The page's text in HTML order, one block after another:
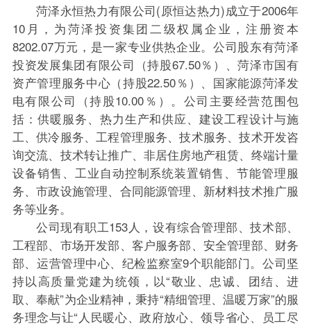
菏泽永恒热力有限公司(原恒达热力)成立于2006年
10月，为菏泽投资集团二级权属企业，注册资本
8202.07万元，是一家专业供热企业。公司股东有菏泽
投资发展集团有限公司（持股67.50％）、菏泽市国有
资产管理服务中心（持股22.50％）、国家能源菏泽发
电有限公司（持股10.00％）。公司主要经营范围包
括：供暖服务、热力生产和供应、建设工程设计与施
工、供冷服务、工程管理服务、技术服务、技术开发咨
询交流、技术转让推广、非居住房地产租赁、终端计量
设备销售、工业自动控制系统装置销售、节能管理服
务、市政设施管理、合同能源管理、新材料技术推广服
务等业务。
公司现有职工153人，设有综合管理部、技术部、
工程部、市场开发部、客户服务部、安全管理部、财务
部、运营管理中心、纪检监察室9个职能部门。公司坚
持以高质量党建为统领，以“敬业、忠诚、团结、进
取、奉献”为企业精神，秉持“精细管理、温暖万家”的服
务理念与让“人民暖心、政府放心、领导省心、员工尽